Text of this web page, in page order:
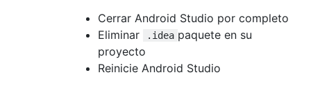
Cerrar Android Studio por completo
Eliminar
.idea paquete en su
proyecto
Reinicie Android Studio